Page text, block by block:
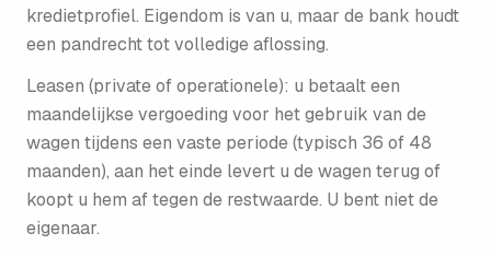
kredietprofiel. Eigendom is van u, maar de bank houdt
een pandrecht tot volledige aflossing.
Leasen (private of operationele): u betaalt een
maandelijkse vergoeding voor het gebruik van de
wagen tijdens een vaste periode (typisch 36 of 48
maanden), aan het einde levert u de wagen terug of
koopt u hem af tegen de restwaarde. U bent niet de
eigenaar.